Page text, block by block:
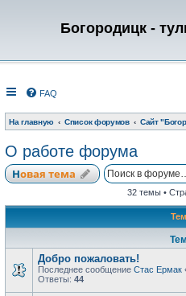
Богородицк -
FAQ
На главную Список форумов
О работе форума
Новая тема
32 темы •
Добро пожаловать!
Последнее сообщение Стас Ермак
Ответы: 44